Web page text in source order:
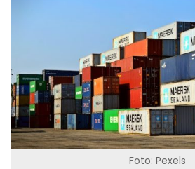
Foto: Pexels